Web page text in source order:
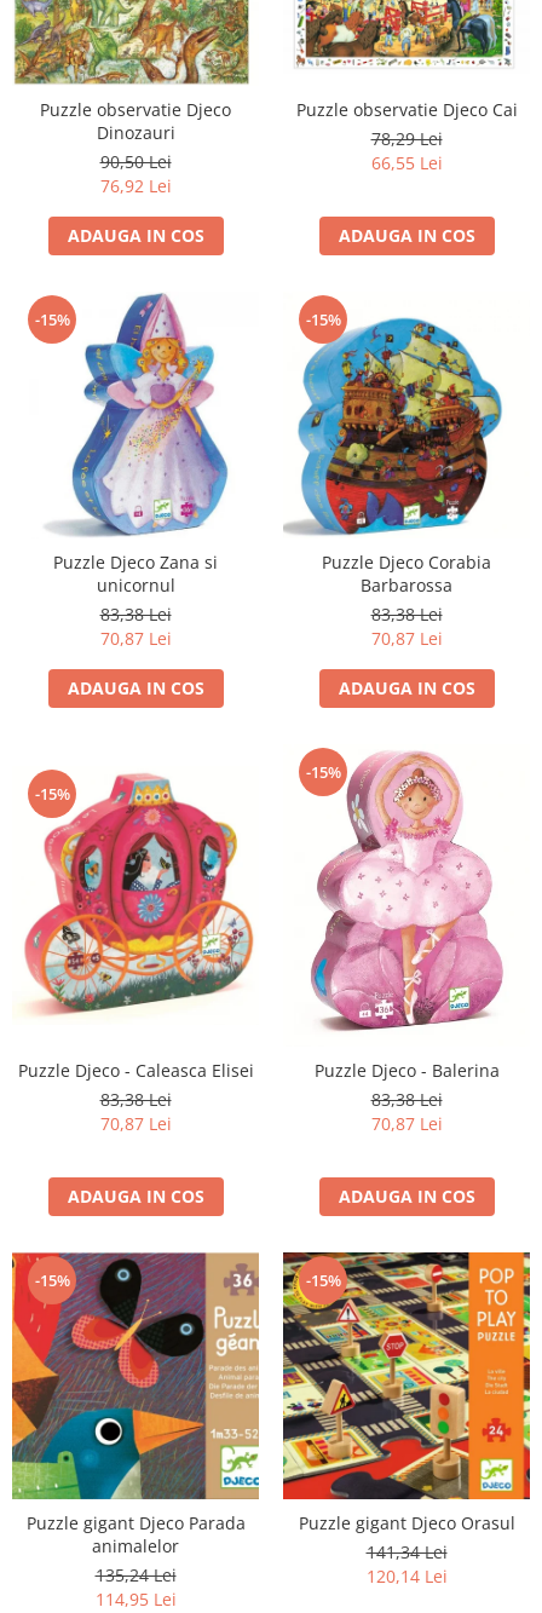
Puzzle observatie Djeco
Dinozauri
90,50 Lei
76,92 Lei
ADAUGA IN COS
Puzzle observatie Djeco Cai
78,29 Lei
66,55 Lei
ADAUGA IN COS
-15%
Puzzle Djeco Zana si
unicornul
83,38 Lei
70,87 Lei
ADAUGA IN COS
-15%
Puzzle Djeco Corabia
Barbarossa
83,38 Lei
70,87 Lei
ADAUGA IN COS
-15%
Puzzle Djeco - Caleasca Elisei
83,38 Lei
70,87 Lei
ADAUGA IN COS
-15%
Puzzle Djeco - Balerina
83,38 Lei
70,87 Lei
ADAUGA IN COS
-15%
Puzzle gigant Djeco Parada
animalelor
135,24 Lei
114,95 Lei
-15%
Puzzle gigant Djeco Orasul
141,34 Lei
120,14 Lei